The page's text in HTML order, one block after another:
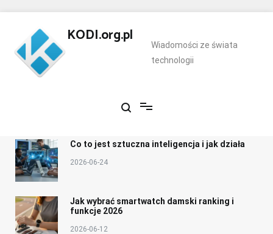
content
KODI.org.pl
Wiadomości ze świata
technologii
Co to jest sztuczna inteligencja i jak działa
2026-06-24
Jak wybrać smartwatch damski ranking i
funkcje 2026
2026-06-12